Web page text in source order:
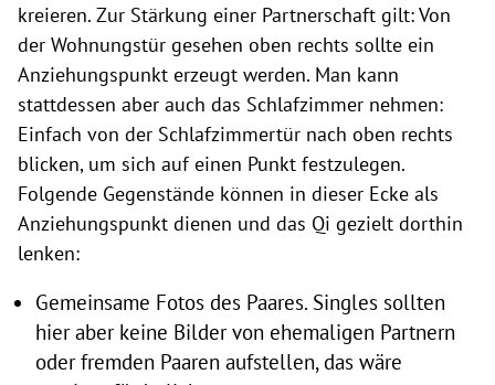
kreieren. Zur Stärkung einer Partnerschaft gilt: Von
der Wohnungstür gesehen oben rechts sollte ein
Anziehungspunkt erzeugt werden. Man kann
stattdessen aber auch das Schlafzimmer nehmen:
Einfach von der Schlafzimmertür nach oben rechts
blicken, um sich auf einen Punkt festzulegen.
Folgende Gegenstände können in dieser Ecke als
Anziehungspunkt dienen und das Qi gezielt dorthin
lenken:
Gemeinsame Fotos des Paares. Singles sollten
hier aber keine Bilder von ehemaligen Partnern
oder fremden Paaren aufstellen, das wäre